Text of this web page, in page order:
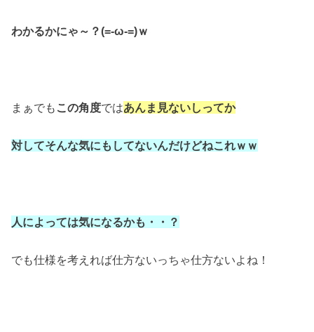
わかるかにゃ～？(=‐ω‐=)ｗ
まぁでも この角度ではあんま見ないしってか
対してそんな気にもしてないんだけどねこれｗｗ
人によっては気になるかも・・？
でも仕様を考えれば仕方ないっちゃ仕方ないよね！